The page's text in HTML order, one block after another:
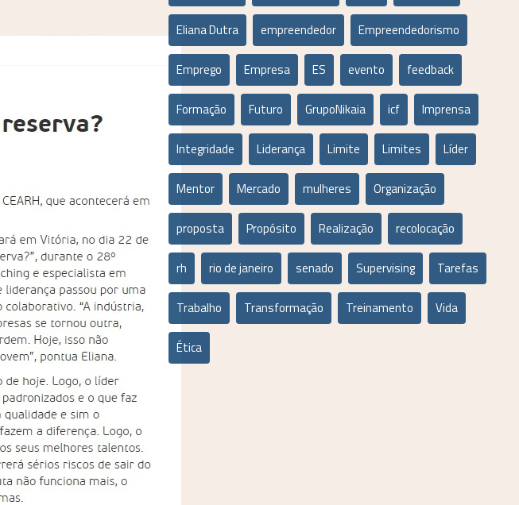
Eliana Dutra empreendedor Empreendedorismo
Emprego Empresa ES evento feedback
Formação Futuro GrupoNikaia icf Imprensa
Integridade Liderança Limite Limites Líder
Mentor Mercado mulheres Organização
proposta Propósito Realização recolocação
rh rio de janeiro senado Supervising Tarefas
Trabalho Transformação Treinamento Vida
Ética